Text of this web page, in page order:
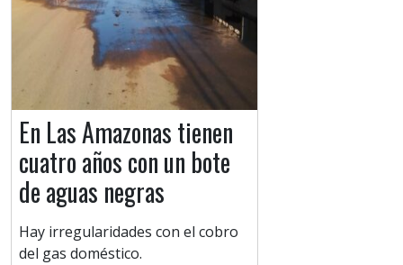
En Las Amazonas tienen
cuatro años con un bote
de aguas negras
Hay irregularidades con el cobro
del gas doméstico.